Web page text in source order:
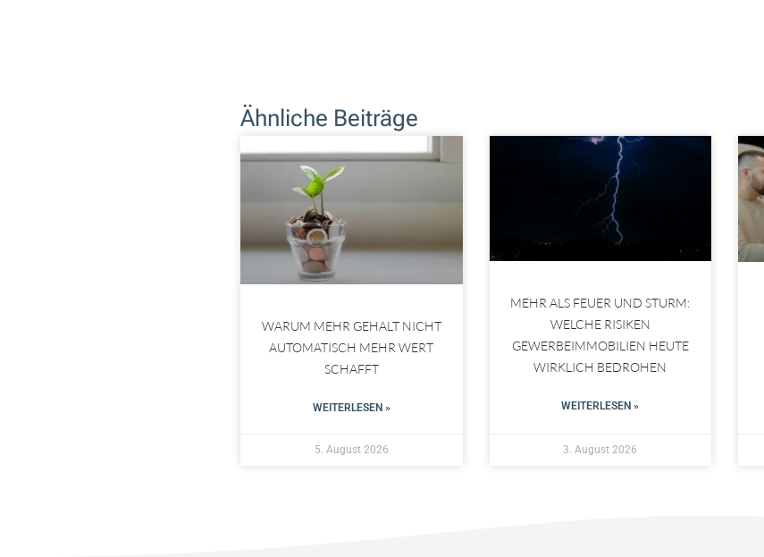
Ähnliche Beiträge
WARUM MEHR GEHALT NICHT
AUTOMATISCH MEHR WERT
SCHAFFT
WEITERLESEN »
5. August 2026
MEHR ALS FEUER UND STURM:
WELCHE RISIKEN
GEWERBEIMMOBILIEN HEUTE
WIRKLICH BEDROHEN
WEITERLESEN »
3. August 2026